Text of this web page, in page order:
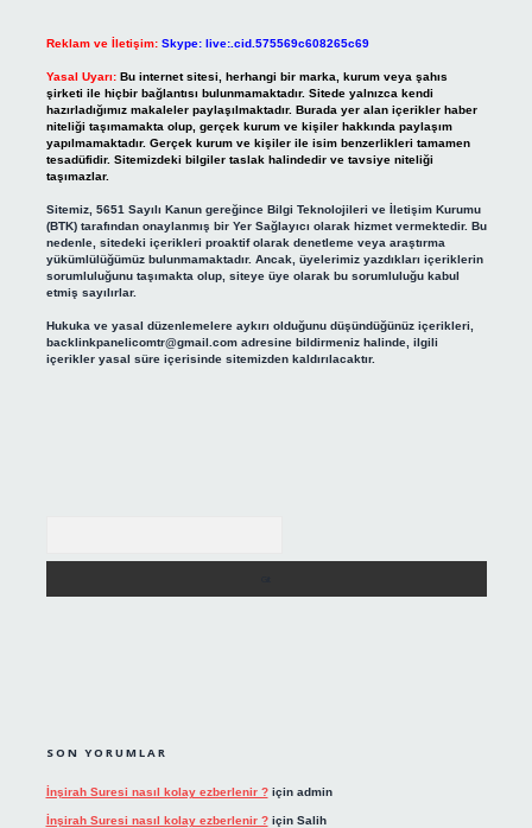
Reklam ve İletişim: Skype: live:.cid.575569c608265c69
Yasal Uyarı: Bu internet sitesi, herhangi bir marka, kurum veya şahıs
şirketi ile hiçbir bağlantısı bulunmamaktadır. Sitede yalnızca kendi
hazırladığımız makaleler paylaşılmaktadır. Burada yer alan içerikler haber
niteliği taşımamakta olup, gerçek kurum ve kişiler hakkında paylaşım
yapılmamaktadır. Gerçek kurum ve kişiler ile isim benzerlikleri tamamen
tesadüfidir. Sitemizdeki bilgiler taslak halindedir ve tavsiye niteliği
taşımazlar.
Sitemiz, 5651 Sayılı Kanun gereğince Bilgi Teknolojileri ve İletişim Kurumu
(BTK) tarafından onaylanmış bir Yer Sağlayıcı olarak hizmet vermektedir. Bu
nedenle, sitedeki içerikleri proaktif olarak denetleme veya araştırma
yükümlülüğümüz bulunmamaktadır. Ancak, üyelerimiz yazdıkları içeriklerin
sorumluluğunu taşımakta olup, siteye üye olarak bu sorumluluğu kabul
etmiş sayılırlar.
Hukuka ve yasal düzenlemelere aykırı olduğunu düşündüğünüz içerikleri,
backlinkpanelicomtr@gmail.comadresine bildirmeniz halinde, ilgili
içerikler yasal süre içerisinde sitemizden kaldırılacaktır.
SON YORUMLAR
İnşirah Suresi nasıl kolay ezberlenir ?için admin
İnşirah Suresi nasıl kolay ezberlenir ?için Salih